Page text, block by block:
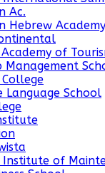
Ac.
Hebrew Academy
of
Management
Language School
Institute of